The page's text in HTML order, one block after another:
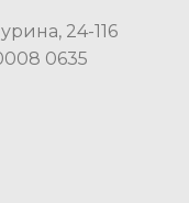
24-116
0635